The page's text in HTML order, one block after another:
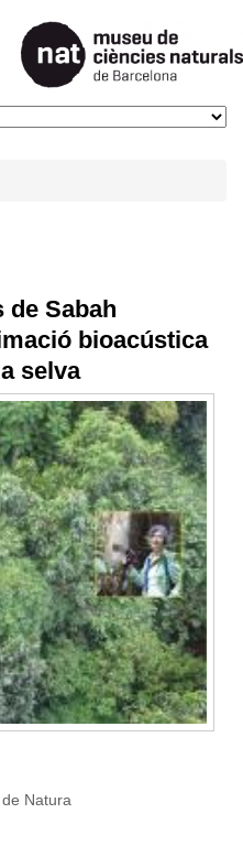
de Sabah
bioacústica
selva
Natura